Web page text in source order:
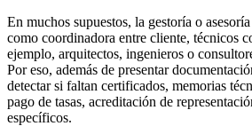
En muchos supuestos, la gestoría o
como coordinadora entre cliente, técnicos
ejemplo, arquitectos, ingenieros o
Por eso, además de presentar
detectar si faltan certificados, memorias
pago de tasas, acreditación de
específicos.